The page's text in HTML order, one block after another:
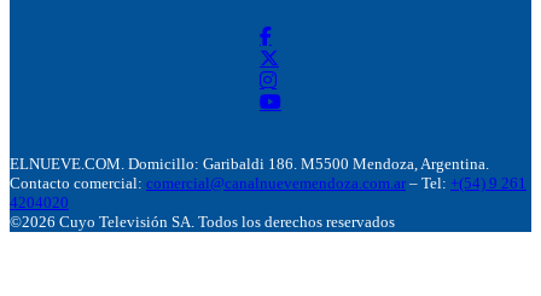
ELNUEVE.COM. Domicillo: Garibaldi 186. M5500 Mendoza, Argentina.
Contacto comercial: comercial@canalnuevemendoza.com.ar – Tel: +(54) 9 261
4204020
©2026 Cuyo Televisión SA. Todos los derechos reservados